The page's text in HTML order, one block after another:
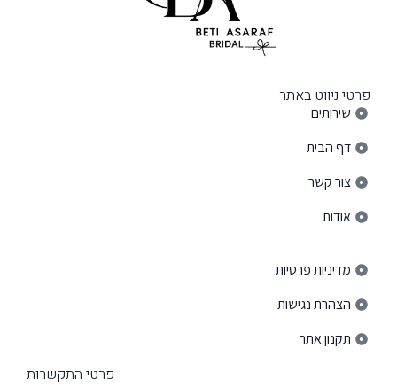
פרטי ניווט באתר
שירותים
דף הבית
צור קשר
אודות
מדיניות פרטיות
הצהרת נגישות
תקנון אתר
פרטי התקשרות